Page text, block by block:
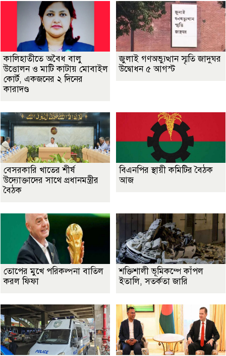
কালিহাতীতে অবৈধ বালু
উত্তোলন ও মাটি কাটায় মোবাইল
কোর্ট, একজনের ২ দিনের
কারাদণ্ড
জুলাই গণঅভ্যুত্থান স্মৃতি জাদুঘর
উদ্বোধন ৫ আগস্ট
বেসরকারি খাতের শীর্ষ
উদ্যোক্তাদের সাথে প্রধানমন্ত্রীর
বৈঠক
বিএনপির স্থায়ী কমিটির বৈঠক
আজ
তোপের মুখে পরিকল্পনা বাতিল
করল ফিফা
শক্তিশালী ভূমিকম্পে কাঁপল
ইতালি, সতর্কতা জারি